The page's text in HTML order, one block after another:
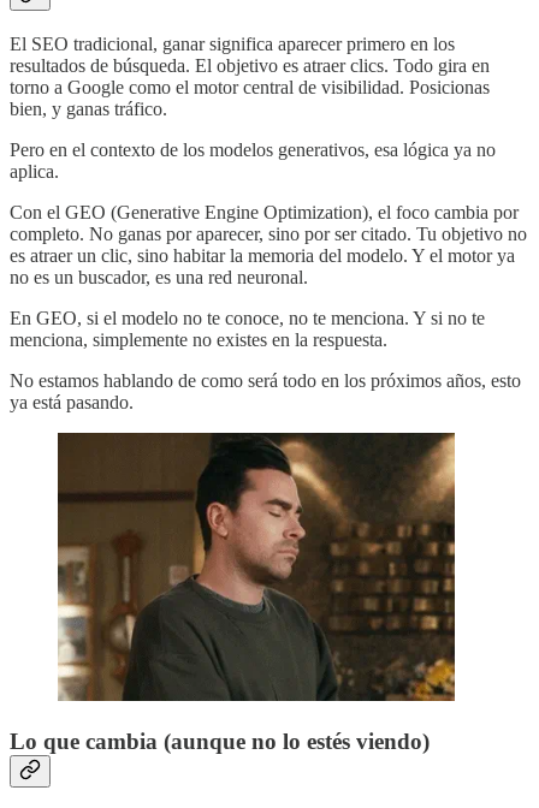
El SEO tradicional, ganar significa aparecer primero en los
resultados de búsqueda. El objetivo es atraer clics. Todo gira en
torno a Google como el motor central de visibilidad. Posicionas
bien, y ganas tráfico.
Pero en el contexto de los modelos generativos, esa lógica ya no
aplica.
Con el GEO (Generative Engine Optimization), el foco cambia por
completo. No ganas por aparecer, sino por ser citado. Tu objetivo no
es atraer un clic, sino habitar la memoria del modelo. Y el motor ya
no es un buscador, es una red neuronal.
En GEO, si el modelo no te conoce, no te menciona. Y si no te
menciona, simplemente no existes en la respuesta.
No estamos hablando de como será todo en los próximos años, esto
ya está pasando.
Lo que cambia (aunque no lo estés viendo)